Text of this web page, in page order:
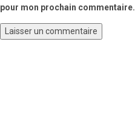
pour mon prochain commentaire.